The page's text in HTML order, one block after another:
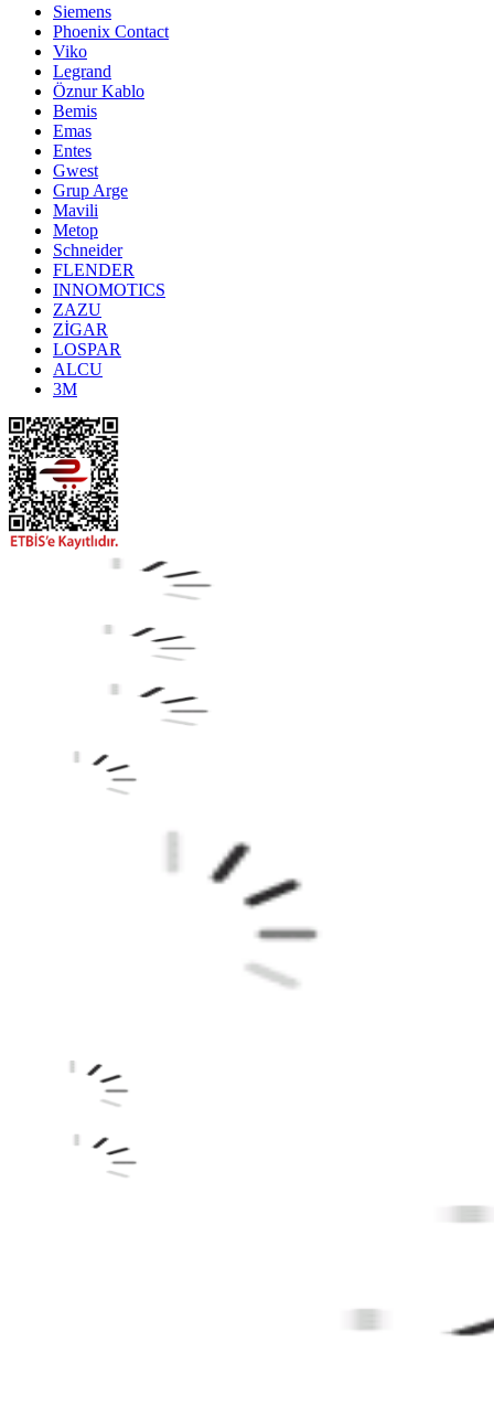
Siemens
Phoenix Contact
Viko
Legrand
Öznur Kablo
Bemis
Emas
Entes
Gwest
Grup Arge
Mavili
Metop
Schneider
FLENDER
INNOMOTICS
ZAZU
ZİGAR
LOSPAR
ALCU
3M